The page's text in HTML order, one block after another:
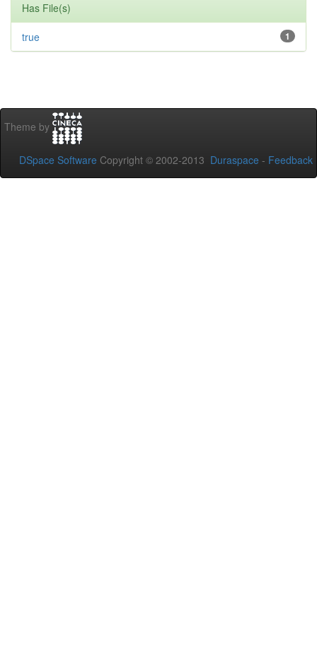
Has File(s)
1
true
Theme by
DSpace Software Copyright © 2002-2013 Duraspace - Feedback